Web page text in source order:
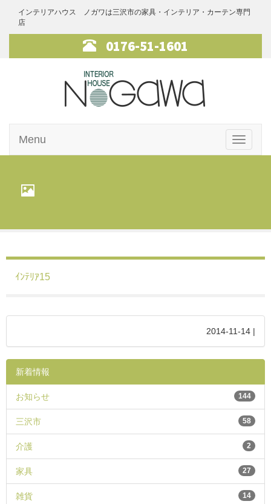
インテリアハウス ノガワは三沢市の家具・インテリア・カーテン専門
店
0176-51-1601
インテリアハ
Toggle
Menu
ｲﾝﾃﾘｱ15
2014-11-14 |
新着情報
144
お知らせ
58
三沢市
2
介護
27
家具
14
雑貨